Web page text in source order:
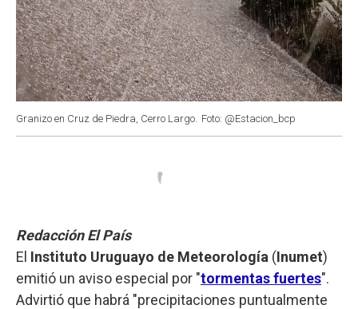
Granizo en Cruz de Piedra, Cerro Largo. Foto: @Estacion_bcp
Redacción El País
El Instituto Uruguayo de Meteorología (Inumet)
emitió un aviso especial por "tormentas fuertes".
Advirtió que habrá "precipitaciones puntualmente